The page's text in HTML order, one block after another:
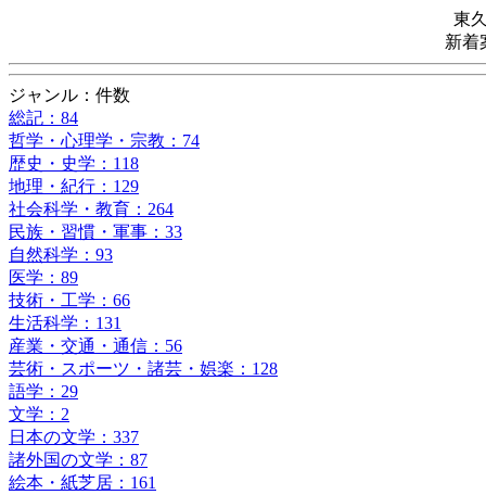
東
新着
ジャンル：件数
総記：84
哲学・心理学・宗教：74
歴史・史学：118
地理・紀行：129
社会科学・教育：264
民族・習慣・軍事：33
自然科学：93
医学：89
技術・工学：66
生活科学：131
産業・交通・通信：56
芸術・スポーツ・諸芸・娯楽：128
語学：29
文学：2
日本の文学：337
諸外国の文学：87
絵本・紙芝居：161